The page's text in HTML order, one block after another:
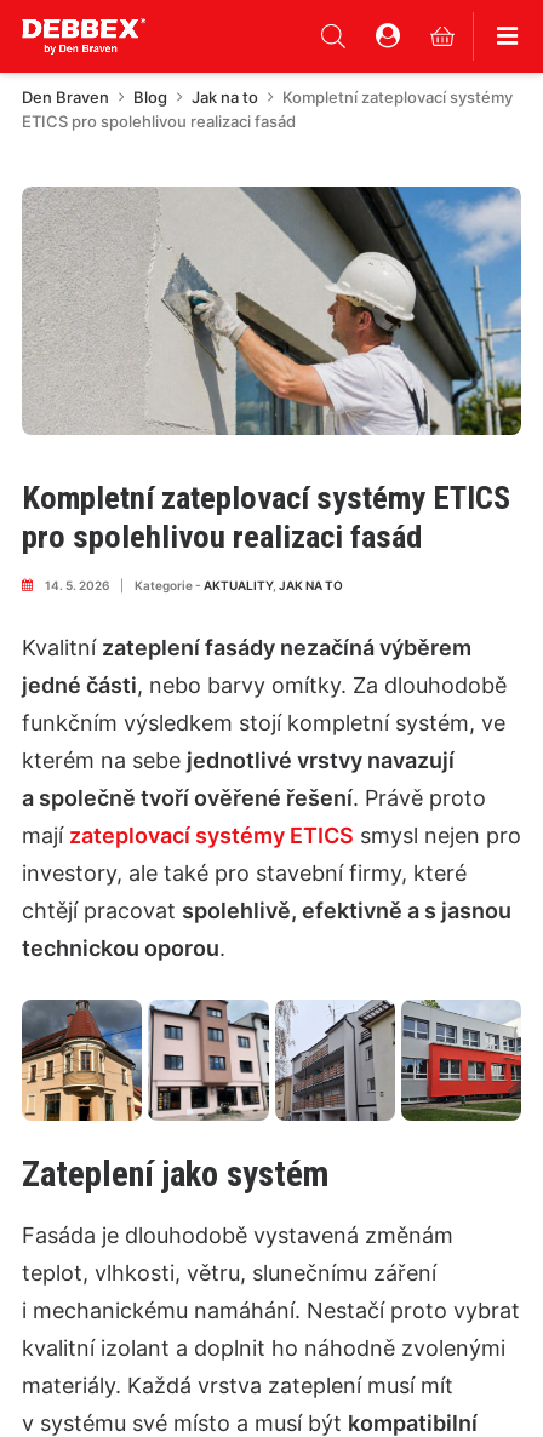
Den Braven Blog Jak na to
Kompletní zateplovací systémy
ETICS pro spolehlivou realizaci fasád
Kompletní zateplovací systémy ETICS
pro spolehlivou realizaci fasád
14. 5. 2026 Kategorie - AKTUALITY, JAK NA TO
Kvalitní zateplení fasády nezačíná výběrem
jedné části, nebo barvy omítky. Za dlouhodobě
funkčním výsledkem stojí kompletní systém, ve
kterém na sebe jednotlivé vrstvy navazují
a společně tvoří ověřené řešení. Právě proto
mají zateplovací systémy ETICS smysl nejen pro
investory, ale také pro stavební firmy, které
chtějí pracovat spolehlivě, efektivně a s jasnou
technickou oporou.
Zateplení jako systém
Fasáda je dlouhodobě vystavená změnám
teplot, vlhkosti, větru, slunečnímu záření
i mechanickému namáhání. Nestačí proto vybrat
kvalitní izolant a doplnit ho náhodně zvolenými
materiály. Každá vrstva zateplení musí mít
v systému své místo a musí být kompatibilní